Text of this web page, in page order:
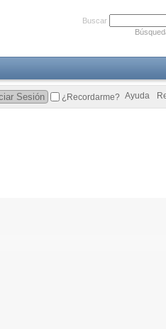
Buscar
Ayuda
¿Recordarme?